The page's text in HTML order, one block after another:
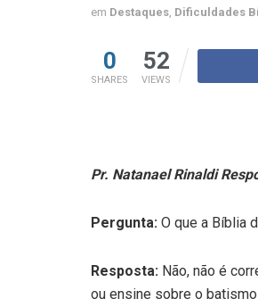
em Destaques, Dificuldades
0
SHARES
52
VIEWS
Pr. Natanael Rinaldi
Pergunta: O que a Bíblia
Resposta: Não, não é
ou ensine sobre o